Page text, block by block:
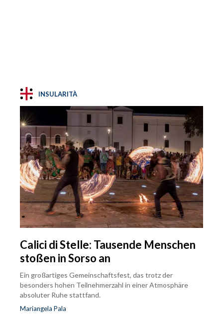
INSULARITÀ
Calici di Stelle: Tausende Menschen
stoßen in Sorso an
Ein großartiges Gemeinschaftsfest, das trotz der
besonders hohen Teilnehmerzahl in einer Atmosphäre
absoluter Ruhe stattfand.
Mariangela Pala